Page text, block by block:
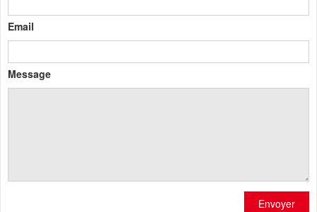
Email
Message
Envoyer